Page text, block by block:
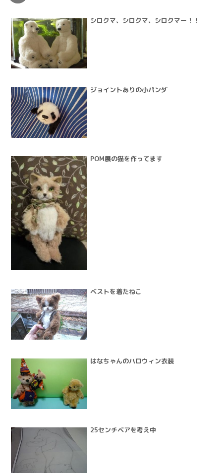
シロクマ、シロクマ、シロクマー！！
ジョイントありの小パンダ
POM展の猫を作ってます
ベストを着たねこ
はなちゃんのハロウィン衣装
25センチベアを考え中